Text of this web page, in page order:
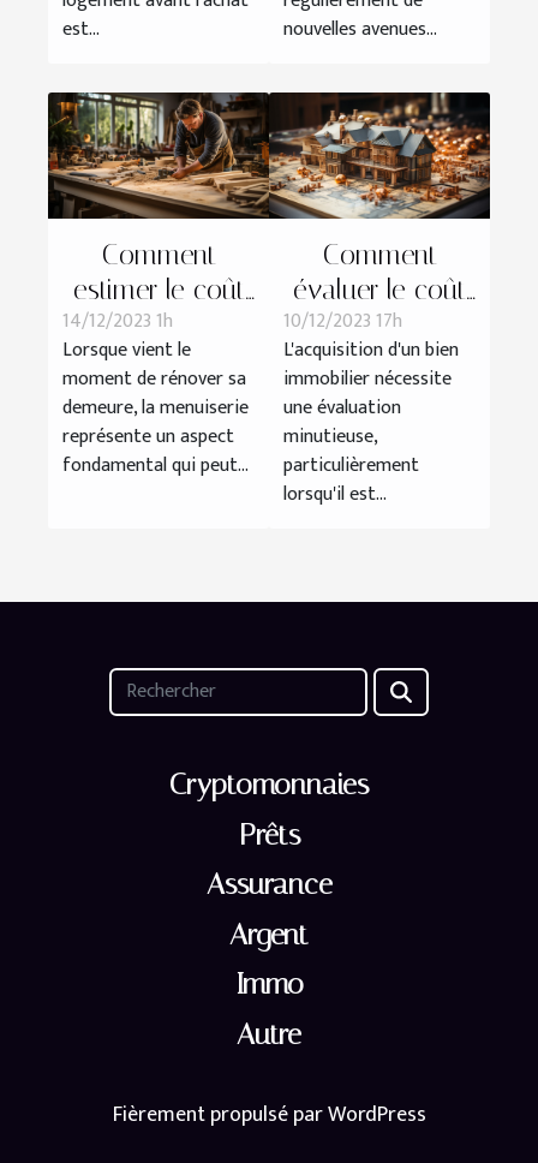
est...
nouvelles avenues...
Comment
estimer le coût
de vos travaux
de menuiserie
pour une
rénovation de
maison
14/12/2023 1h
Lorsque vient le
moment de rénover sa
demeure, la menuiserie
représente un aspect
fondamental qui peut...
Comment
évaluer le coût
d'une rénovation
avant d'acheter
un bien
immobilier
10/12/2023 17h
L'acquisition d'un bien
immobilier nécessite
une évaluation
minutieuse,
particulièrement
lorsqu'il est...
Cryptomonnaies
Prêts
Assurance
Argent
Immo
Autre
Fièrement propulsé par WordPress